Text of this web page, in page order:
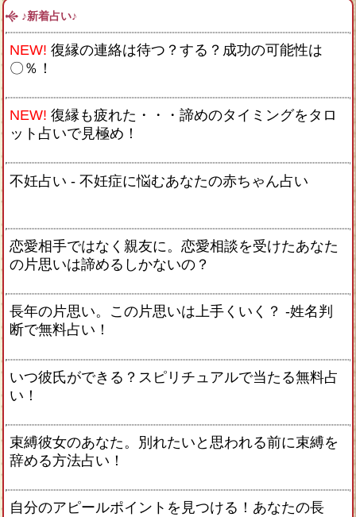
♪新着占い♪
NEW! 復縁の連絡は待つ？する？成功の可能性は
〇％！
NEW! 復縁も疲れた・・・諦めのタイミングをタロ
ット占いで見極め！
不妊占い - 不妊症に悩むあなたの赤ちゃん占い
恋愛相手ではなく親友に。恋愛相談を受けたあなた
の片思いは諦めるしかないの？
長年の片思い。この片思いは上手くいく？ -姓名判
断で無料占い！
いつ彼氏ができる？スピリチュアルで当たる無料占
い！
束縛彼女のあなた。別れたいと思われる前に束縛を
辞める方法占い！
自分のアピールポイントを見つける！あなたの長